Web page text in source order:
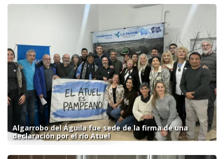
Algarrobo del Águila fue sede de la firma de una
declaración por el río Atuel